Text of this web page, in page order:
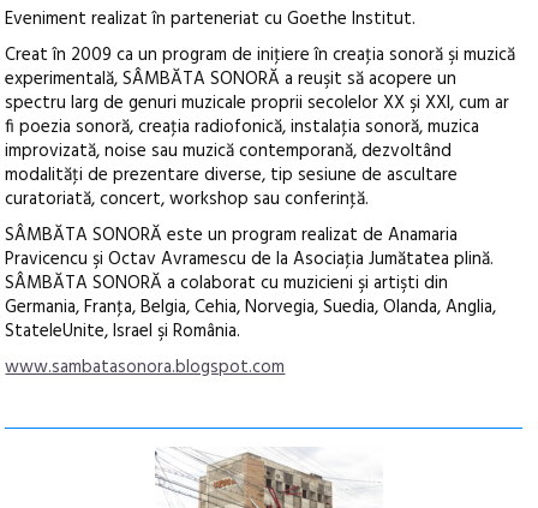
Eveniment realizat în parteneriat cu Goethe Institut.
Creat în 2009 ca un program de iniţiere în creaţia sonoră şi muzică
experimentală, SÂMBĂTA SONORĂ a reuşit să acopere un
spectru larg de genuri muzicale proprii secolelor XX şi XXI, cum ar
fi poezia sonoră, creaţia radiofonică, instalaţia sonoră, muzica
improvizată, noise sau muzică contemporană, dezvoltând
modalităţi de prezentare diverse, tip sesiune de ascultare
curatoriată, concert, workshop sau conferinţă.
SÂMBĂTA SONORĂ este un program realizat de Anamaria
Pravicencu şi Octav Avramescu de la Asociaţia Jumătatea plină.
SÂMBĂTA SONORĂ a colaborat cu muzicieni şi artişti din
Germania, Franţa, Belgia, Cehia, Norvegia, Suedia, Olanda, Anglia,
StateleUnite, Israel şi România.
www.sambatasonora.blogspot.com